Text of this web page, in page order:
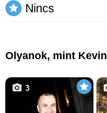
Nincs
Olyanok, mint Kevin
3